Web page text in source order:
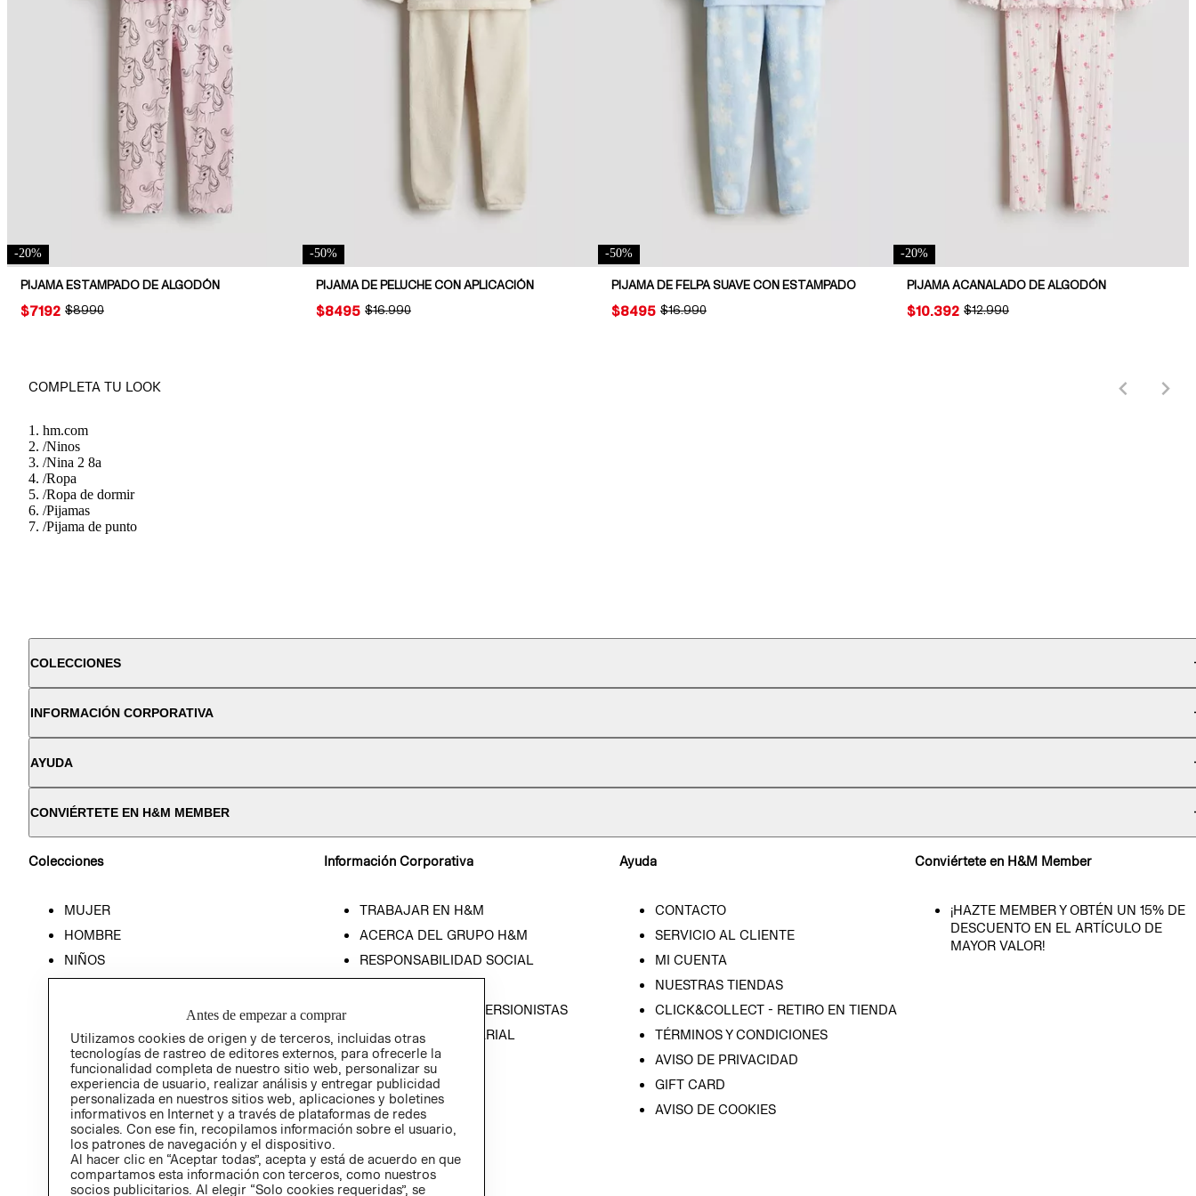
-20%
PIJAMA ESTAMPADO DE ALGODÓN
ORIGINAL PRICE:
$8990
PRICE:
$7192
-50%
PIJAMA DE PELUCHE CON APLICACIÓN
ORIGINAL PRICE:
$16.990
PRICE:
$8495
-50%
PIJAMA DE FELPA SUAVE CON ESTAMPADO
ORIGINAL PRICE:
$16.990
PRICE:
$8495
-20%
PIJAMA ACANALADO DE ALGODÓN
ORIGINAL PRICE:
$12.990
PRICE:
$10.392
COMPLETA TU LOOK
hm.com
/Ninos
/Nina 2 8a
/Ropa
/Ropa de dormir
/Pijamas
/Pijama de punto
COLECCIONES
INFORMACIÓN CORPORATIVA
AYUDA
CONVIÉRTETE EN H&M MEMBER
Colecciones
MUJER
HOMBRE
NIÑOS
Información Corporativa
TRABAJAR EN H&M
ACERCA DEL GRUPO H&M
RESPONSABILIDAD SOCIAL
RELACIÓN CON INVERSIONISTAS
POLÍTICA EMPRESARIAL
Ayuda
CONTACTO
SERVICIO AL CLIENTE
MI CUENTA
NUESTRAS TIENDAS
CLICK&COLLECT - RETIRO EN TIENDA
TÉRMINOS Y CONDICIONES
AVISO DE PRIVACIDAD
GIFT CARD
AVISO DE COOKIES
Conviértete en H&M Member
¡HAZTE MEMBER Y OBTÉN UN 15% DE
DESCUENTO EN EL ARTÍCULO DE
MAYOR VALOR!
Antes de empezar a comprar
Utilizamos cookies de origen y de terceros, incluidas otras
tecnologías de rastreo de editores externos, para ofrecerle la
funcionalidad completa de nuestro sitio web, personalizar su
experiencia de usuario, realizar análisis y entregar publicidad
personalizada en nuestros sitios web, aplicaciones y boletines
informativos en Internet y a través de plataformas de redes
sociales. Con ese fin, recopilamos información sobre el usuario,
los patrones de navegación y el dispositivo.
Al hacer clic en “Aceptar todas”, acepta y está de acuerdo en que
compartamos esta información con terceros, como nuestros
socios publicitarios. Al elegir “Solo cookies requeridas”, se